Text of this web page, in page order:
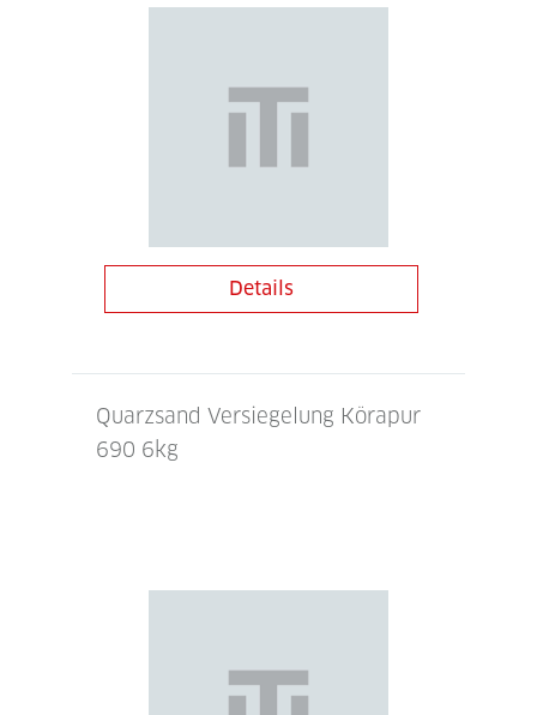
Details
Quarzsand Versiegelung Körapur
690 6kg